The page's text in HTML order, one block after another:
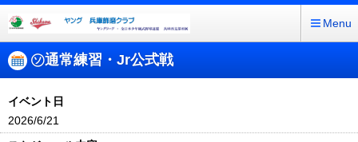
Menu
㋞通常練習・Jr公式戦
イベント日
2026/6/21